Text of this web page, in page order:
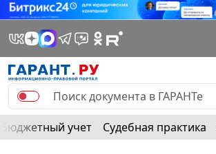
Бюджетный учет Судебная практика